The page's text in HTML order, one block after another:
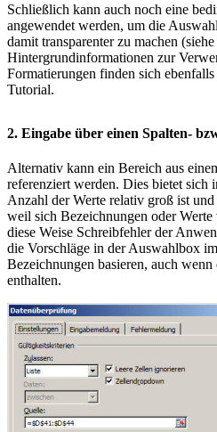
Schließlich kann auch noch eine
angewendet werden, um die
damit transparenter zu machen
Hintergrundinformationen zur
Formatierungen finden sich ebenfalls
Tutorial.
2. Eingabe über einen Spalten-
Alternativ kann ein Bereich aus
referenziert werden. Dies bietet sich
Anzahl der Werte relativ groß ist
weil sich Bezeichnungen oder
diese Weise Schreibfehler der
die Vorschläge in der Auswahlbox
Bezeichnungen basieren, auch
enthalten.